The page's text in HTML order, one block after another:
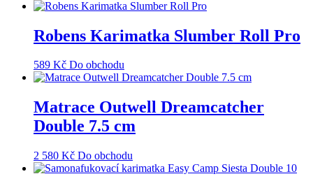
Robens Karimatka Slumber Roll Pro
589 Kč Do obchodu
Matrace Outwell Dreamcatcher
Double 7.5 cm
2 580 Kč Do obchodu